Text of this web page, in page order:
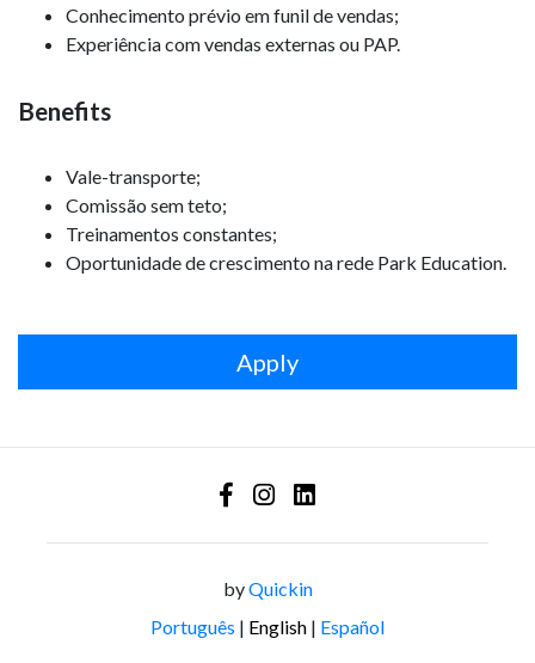
Conhecimento prévio em funil de vendas;
Experiência com vendas externas ou PAP.
Benefits
Vale-transporte;
Comissão sem teto;
Treinamentos constantes;
Oportunidade de crescimento na rede Park Education.
Apply
byQuickin
Português | English | Español